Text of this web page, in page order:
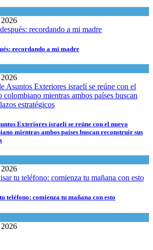
recordando a mi madre
Exteriores israelí se reúne con el nuevo
mientras ambos países buscan reconstruir sus
teléfono: comienza tu mañana con esto